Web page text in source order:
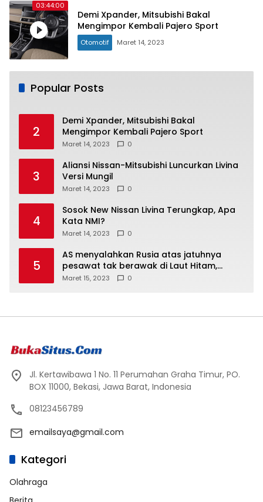
03:44:00
Demi Xpander, Mitsubishi Bakal
Mengimpor Kembali Pajero Sport
Otomotif Maret 14, 2023
Popular Posts
2
Demi Xpander, Mitsubishi Bakal
Mengimpor Kembali Pajero Sport
Maret 14, 2023 0
3
Aliansi Nissan-Mitsubishi Luncurkan Livina
Versi Mungil
Maret 14, 2023 0
4
Sosok New Nissan Livina Terungkap, Apa
Kata NMI?
Maret 14, 2023 0
5
AS menyalahkan Rusia atas jatuhnya
pesawat tak berawak di Laut Hitam,
Moskow menyangkal
Maret 15, 2023 0
Jl. Kertawibawa 1 No. 11 Perumahan Graha Timur, PO.
BOX 11000, Bekasi, Jawa Barat, Indonesia
08123456789
emailsaya@gmail.com
Kategori
Olahraga